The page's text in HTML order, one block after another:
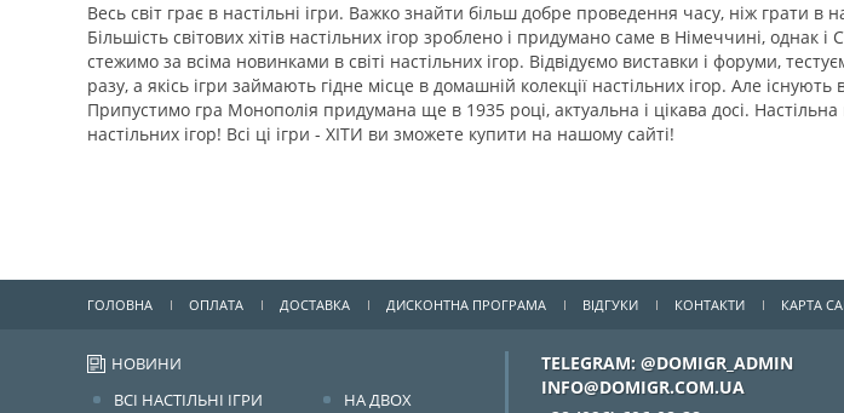
Весь світ грає в настільні ігри. Важко знайти більш добре проведення часу, ніж грати
Більшість світових хітів настільних ігор зроблено і придумано саме в Німеччині,
стежимо за всіма новинками в світі настільних ігор. Відвідуємо виставки і форуми,
разу, а якісь ігри займають гідне місце в домашній колекції настільних ігор. Але
Припустимо гра Монополія придумана ще в 1935 році, актуальна і цікава досі.
настільних ігор! Всі ці ігри - ХІТИ ви зможете купити на нашому сайті!
ГОЛОВНА ОПЛАТА ДОСТАВКА ДИСКОНТНА ПРОГРАМА ВІДГУКИ КОНТАКТИ КАРТА
НОВИНИ
ВСІ НАСТІЛЬНІ ІГРИ
НА ДВОХ
TELEGRAM: @DOMIGR_ADMIN
INFO@DOMIGR.COM.UA